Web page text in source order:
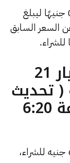
وشهد سعر دولار الصاغة تراجعًا بقيمة 0 جنيهًا ليبلغ
للشراء ،عن السعر السابق
ما هو سعر الذهب عيار 21
( تحديث
الثلاثاء 12 مايو الساعة 6:20
سعر الذهب عيار 21 وزن 1 جرام 6940 جنيه للشراء،